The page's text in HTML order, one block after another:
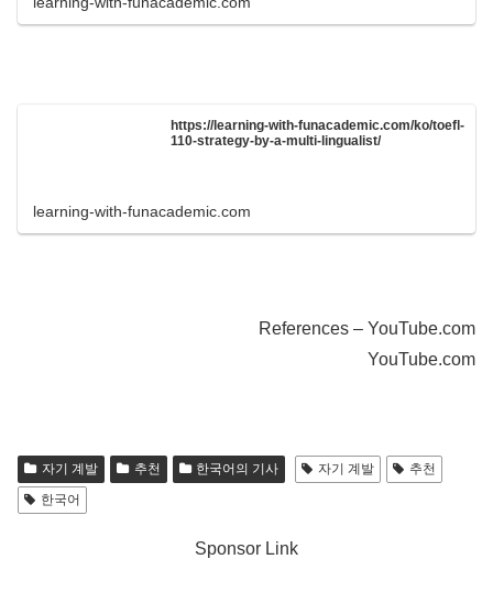
https://learning-with-funacademic.com/ko/toefl-
110-strategy-by-a-multi-lingualist/
learning-with-funacademic.com
References – YouTube.com
YouTube.com
자기 계발 추천 한국어의 기사 자기 계발
추천
한국어
Sponsor Link